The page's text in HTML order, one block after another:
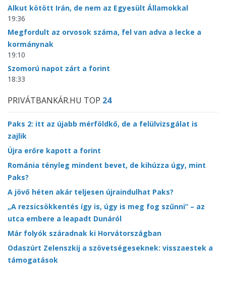
Alkut kötött Irán, de nem az Egyesült Államokkal
19:36
Megfordult az orvosok száma, fel van adva a lecke a
kormánynak
19:10
Szomorú napot zárt a forint
18:33
PRIVÁTBANKÁR.HU TOP 24
Paks 2: itt az újabb mérföldkő, de a felülvizsgálat is
zajlik
Újra erőre kapott a forint
Románia tényleg mindent bevet, de kihúzza úgy, mint
Paks?
A jövő héten akár teljesen újraindulhat Paks?
„A rezsicsökkentés így is, úgy is meg fog szűnni” – az
utca embere a leapadt Dunáról
Már folyók száradnak ki Horvátországban
Odaszúrt Zelenszkij a szövetségeseknek: visszaestek a
támogatások